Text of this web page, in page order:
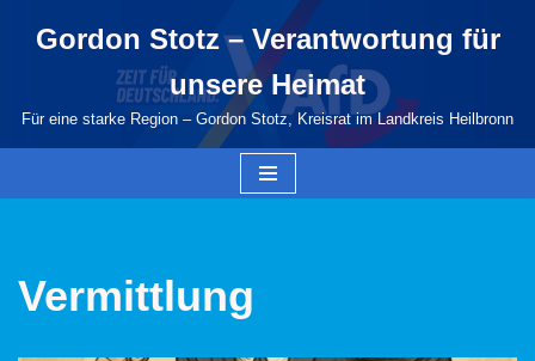
springen
Gordon Stotz – Verantwortung für
unsere Heimat
Für eine starke Region – Gordon Stotz, Kreisrat im Landkreis Heilbronn
Vermittlung